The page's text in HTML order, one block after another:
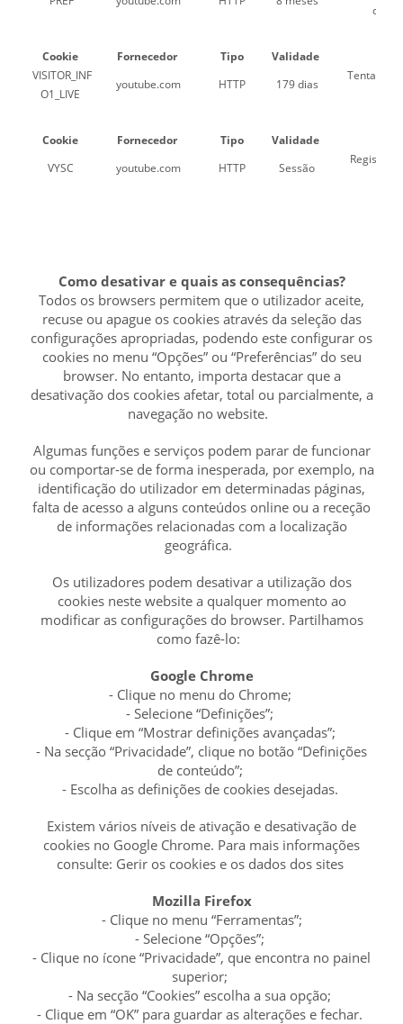
como
Cookie Fornecedor Tipo
Validade
VISITOR_INF
O1_LIVE
youtube.com HTTP 179 dias
Tenta
Cookie Fornecedor Tipo
Validade
VYSC
youtube.com HTTP Sessão
Registra
Como desativar e quais as consequências?
Todos os browsers permitem que o utilizador aceite,
recuse ou apague os cookies através da seleção das
configurações apropriadas, podendo este configurar os
cookies no menu “Opções” ou “Preferências” do seu
browser. No entanto, importa destacar que a
desativação dos cookies afetar, total ou parcialmente, a
navegação no website.
Algumas funções e serviços podem parar de funcionar
ou comportar-se de forma inesperada, por exemplo, na
identificação do utilizador em determinadas páginas,
falta de acesso a alguns conteúdos online ou a receção
de informações relacionadas com a localização
geográfica.
Os utilizadores podem desativar a utilização dos
cookies neste website a qualquer momento ao
modificar as configurações do browser. Partilhamos
como fazê-lo:
Google Chrome
- Clique no menu do Chrome;
- Selecione “Definições”;
- Clique em “Mostrar definições avançadas”;
- Na secção “Privacidade”, clique no botão “Definições
de conteúdo”;
- Escolha as definições de cookies desejadas.
Existem vários níveis de ativação e desativação de
cookies no Google Chrome. Para mais informações
consulte: Gerir os cookies e os dados dos sites
Mozilla Firefox
- Clique no menu “Ferramentas”;
- Selecione “Opções”;
- Clique no ícone “Privacidade”, que encontra no painel
superior;
- Na secção “Cookies” escolha a sua opção;
- Clique em “OK” para guardar as alterações e fechar.